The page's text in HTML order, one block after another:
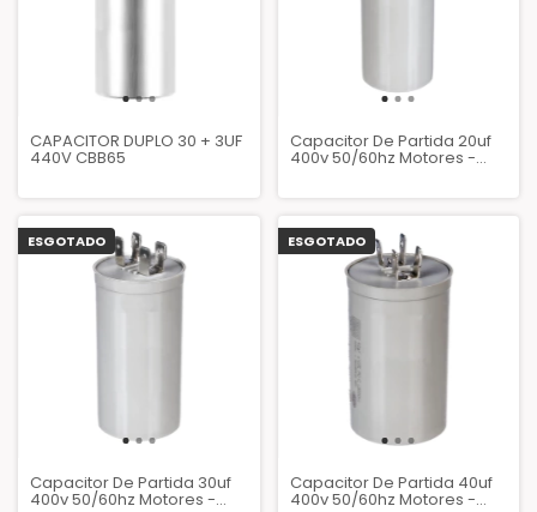
CAPACITOR DUPLO 30 + 3UF
440V CBB65
Capacitor De Partida 20uf
400v 50/60hz Motores -
ESGOTADO
Capacitor De Partida 30uf
400v 50/60hz Motores -
ESGOTADO
Capacitor De Partida 40uf
400v 50/60hz Motores -